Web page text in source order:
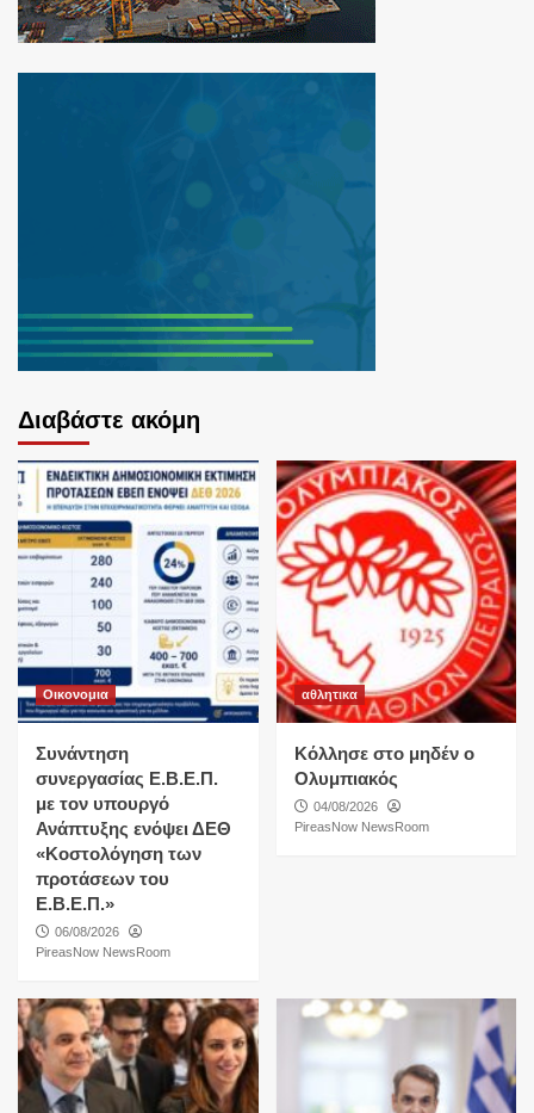
Διαβάστε ακόμη
Οικονομια
Συνάντηση
συνεργασίας Ε.Β.Ε.Π.
με τον υπουργό
Ανάπτυξης ενόψει ΔΕΘ
«Κοστολόγηση των
προτάσεων του
Ε.Β.Ε.Π.»
06/08/2026
PireasNow NewsRoom
αθλητικα
Κόλλησε στο μηδέν ο
Ολυμπιακός
04/08/2026
PireasNow NewsRoom